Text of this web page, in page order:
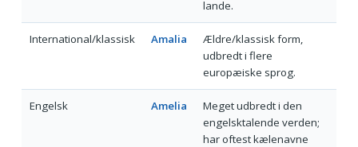
lande.
International/klassisk Amalia
Ældre/klassisk form,
udbredt i flere
europæiske sprog.
Engelsk Amelia
Meget udbredt i den
engelsktalende verden;
har oftest kælenavne